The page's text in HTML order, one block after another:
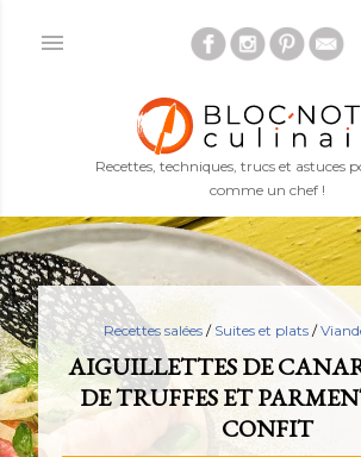
Accéder au contenu
Recettes, techniques, trucs et astuces
comme un chef !
Recettes salées/ Suites et plats/
AIGUILLETTES DE
DE TRUFFES ET
CONFIT